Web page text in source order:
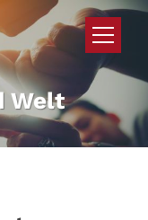
Welt